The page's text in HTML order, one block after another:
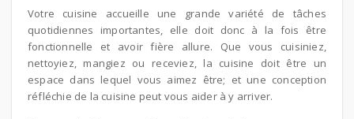
Votre cuisine accueille une grande variété de tâches
quotidiennes importantes, elle doit donc à la fois être
fonctionnelle et avoir fière allure. Que vous cuisiniez,
nettoyiez, mangiez ou receviez, la cuisine doit être un
espace dans lequel vous aimez être; et une conception
réfléchie de la cuisine peut vous aider à y arriver.